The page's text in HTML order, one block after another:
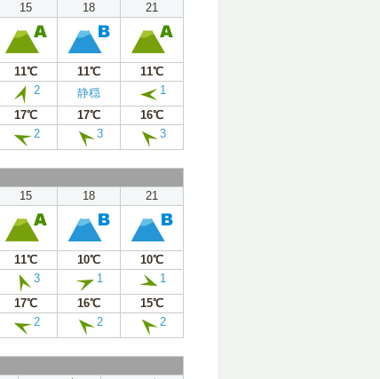
15 18 21
11℃ 11℃
11℃
2 静穏 1
17℃ 17℃
16℃
2 3 3
15 18 21
11℃ 10℃
10℃
3 1 1
17℃ 16℃
15℃
2 2 2